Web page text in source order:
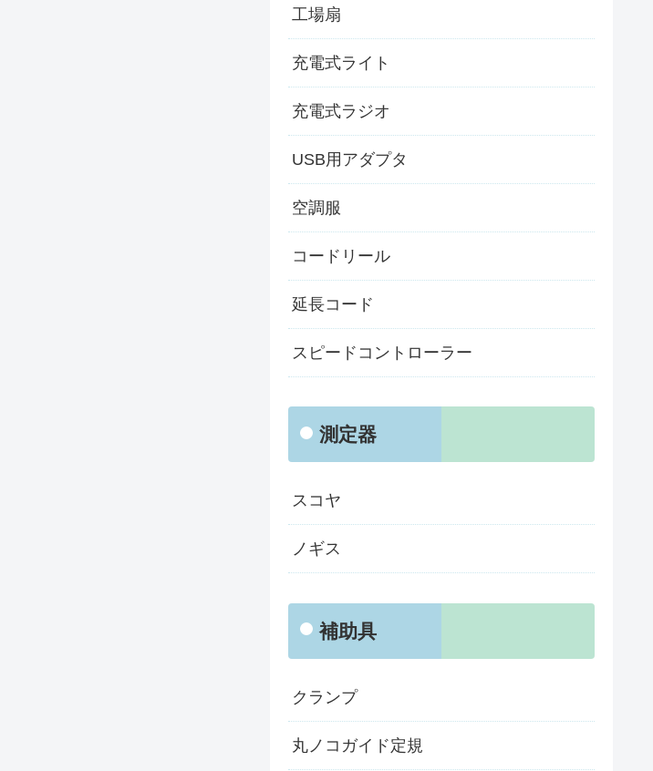
工場扇
充電式ライト
充電式ラジオ
USB用アダプタ
空調服
コードリール
延長コード
スピードコントローラー
測定器
スコヤ
ノギス
補助具
クランプ
丸ノコガイド定規